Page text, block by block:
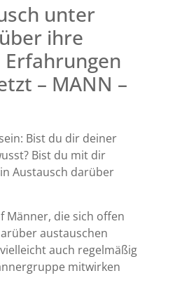
unter
ihre
Erfahrungen
– MANN –
Bist du dir deiner
Bist du mit dir
Austausch darüber
Männer, die sich offen
austauschen
auch regelmäßig
mitwirken